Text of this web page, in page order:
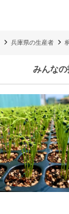
兵庫県の生産者
みんなの